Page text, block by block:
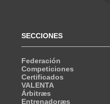
SECCIONES
Federación
Competiciones
Certificados
VALENTA
Árbitræs
Entrenadoræs